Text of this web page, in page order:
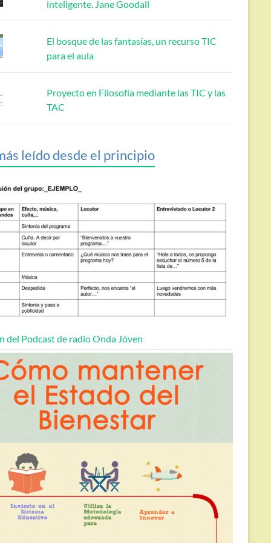
inteligente. Jane Goodall
El bosque de las fantasías, un recurso TIC
para el aula
Proyecto en Filosofía mediante las TIC y las
TAC
leído desde el principio
del Podcast de radio Onda Jóven